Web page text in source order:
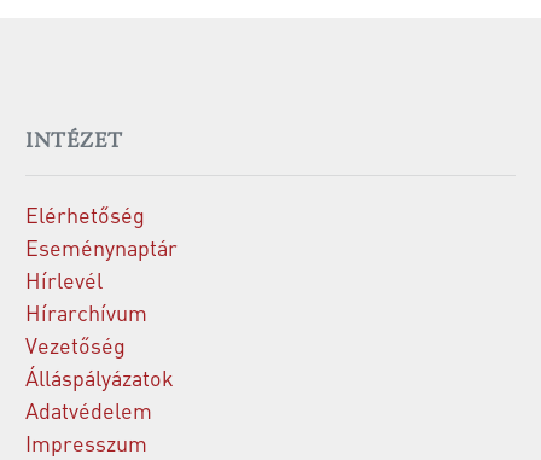
INTÉZET
Elérhetőség
Eseménynaptár
Hírlevél
Hírarchívum
Vezetőség
Álláspályázatok
Adatvédelem
Impresszum